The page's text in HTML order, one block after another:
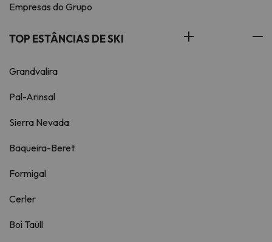
Empresas do Grupo
TOP ESTÂNCIAS DE SKI
Grandvalira
Pal-Arinsal
Sierra Nevada
Baqueira-Beret
Formigal
Cerler
Boí Taüll